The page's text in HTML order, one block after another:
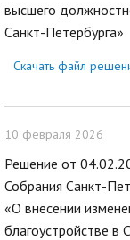
высшего
Санкт-Петербурга»
Скачать файл
10 февраля 2026
Решение от
Собрания Санкт-
«О внесении
благоустройстве в